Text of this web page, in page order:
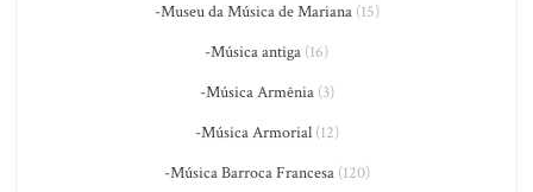
-Museu da Música de Mariana(15)
-Música antiga (16)
-Música Armênia(3)
-Música Armorial(12)
-Música Barroca Francesa(120)